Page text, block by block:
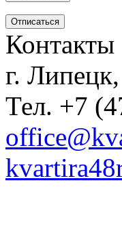
Контакты
г.
Тел. +7